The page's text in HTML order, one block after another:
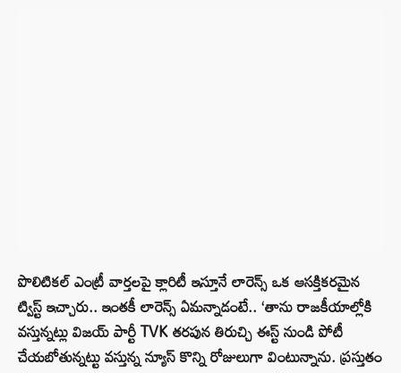
పొలిటికల్ ఎంట్రీ వార్తలపై క్లారిటీ ఇస్తూనే లారెన్స్ ఒక ఆసక్తికరమైన
ట్విస్ట్ ఇచ్చారు.. ఇంతకీ లారెన్స్ ఏమన్నాడంటే.. ‘తాను రాజకీయాల్లోకి
వస్తున్నట్లు విజయ్ పార్టీ TVK తరపున తిరుచ్చి ఈస్ట్ నుండి పోటీ
చేయబోతున్నట్టు వస్తున్న న్యూస్ కొన్ని రోజులుగా వింటున్నాను. ప్రస్తుతం